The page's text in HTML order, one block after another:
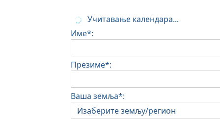
Учитавање календара...
Име*:
Презиме*:
Ваша земља*: